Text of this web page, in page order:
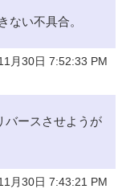
ない不具合。
月30日 7:52:33 PM
バースさせようが
月30日 7:43:21 PM